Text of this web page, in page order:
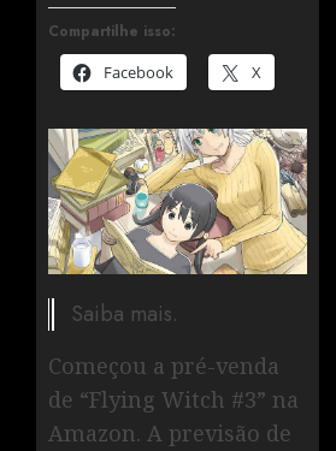
Compartilhe isso:
Facebook
X
Saiba mais.
Começou a pré-venda
de “Flying Witch #3” na
Amazon. A previsão de